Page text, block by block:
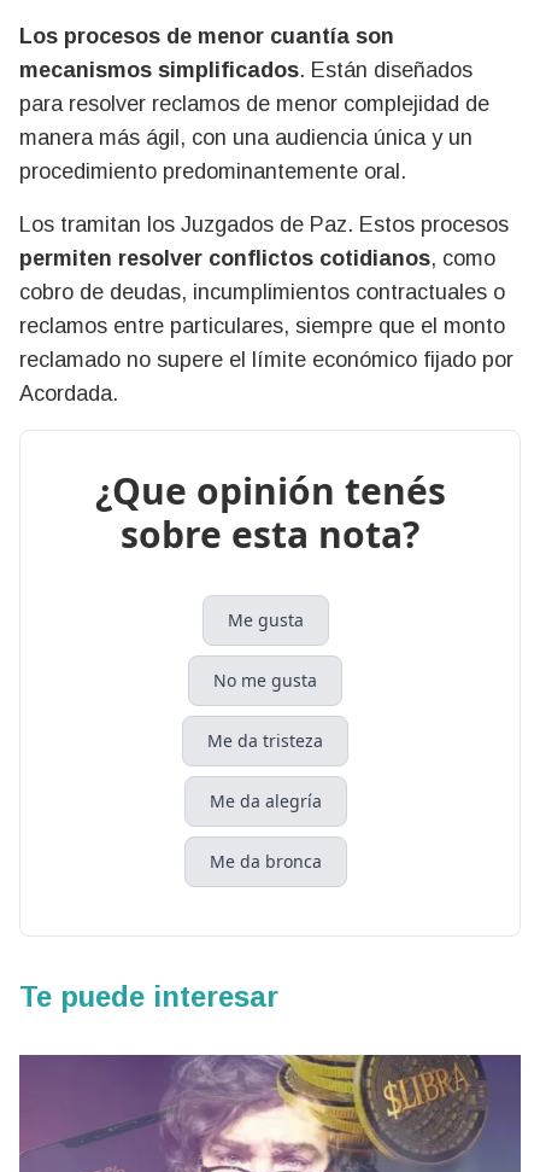
Los procesos de menor cuantía son
mecanismos simplificados. Están diseñados
para resolver reclamos de menor complejidad de
manera más ágil, con una audiencia única y un
procedimiento predominantemente oral.
Los tramitan los Juzgados de Paz. Estos procesos
permiten resolver conflictos cotidianos, como
cobro de deudas, incumplimientos contractuales o
reclamos entre particulares, siempre que el monto
reclamado no supere el límite económico fijado por
Acordada.
¿Que opinión tenés
sobre esta nota?
Me gusta
No me gusta
Me da tristeza
Me da alegría
Me da bronca
Te puede interesar